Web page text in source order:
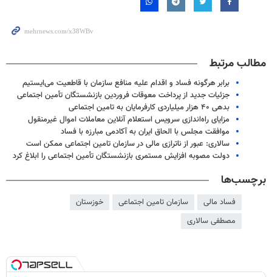
مطالب مرتبط
برابر هرگونه فساد و اقدام علیه منافع سازمان با قاطعیت می‌ایستیم
جزئیات جدید از پرداخت معوقات فروردین بازنشستگان تأمین اجتماعی
بدهی ۴۰ هزار میلیاردی کارفرمایان به تامین اجتماعی
مزایای راه‌اندازی سرویس استعلام آنلاین معاملات اموال غیرمنقول
موافقت مجلس با الحاق ایران به آکادمی مبارزه با فساد
سالاری: عبور از ناترازی مالی در سازمان تامین اجتماعی ممکن است
دولت مصوبه افزایش مستمری بازنشستگان تأمین اجتماعی را ابلاغ کرد
برچسب‌ها
فساد مالی سازمان تامین اجتماعی
خوزستان
مصطفی سالاری